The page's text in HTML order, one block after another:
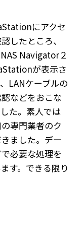
にアクセ
したところ、
Navigator２
が表示さ
LANケーブルの
などをおこな
た。素人では
専門業者のク
ました。デー
必要な処理を
す。できる限り